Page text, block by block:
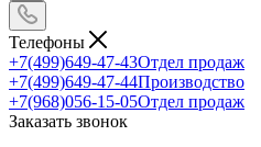
Телефоны
+7(499)649-47-43Отдел продаж
+7(499)649-47-44Производство
+7(968)056-15-05Отдел продаж
Заказать звонок